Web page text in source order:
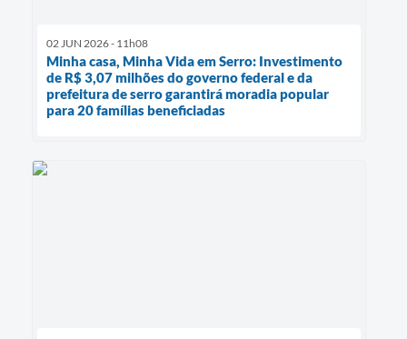
02 JUN 2026 - 11h08
Minha casa, Minha Vida em Serro: Investimento
de R$ 3,07 milhões do governo federal e da
prefeitura de serro garantirá moradia popular
para 20 famílias beneficiadas